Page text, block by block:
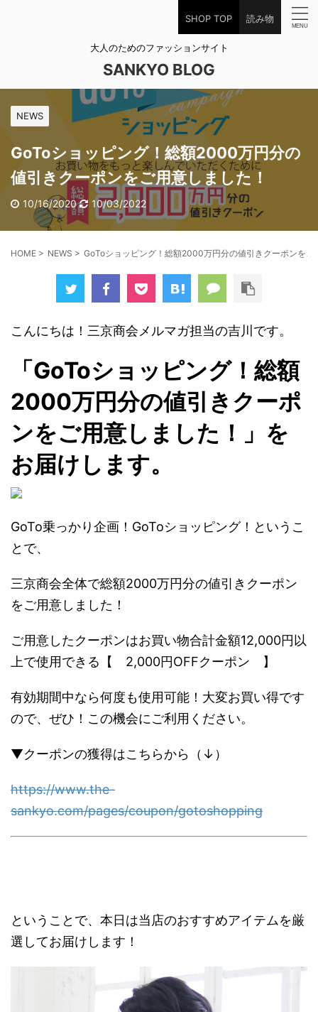
SHOP TOP 読み物
大人のためのファッションサイト
SANKYO BLOG
NEWS
GoToショッピング！総額2000万円分の
値引きクーポンをご用意しました！
10/16/2020 10/03/2022
HOME > NEWS > GoToショッピング！総額2000万円分の値引きクーポンをご
こんにちは！三京商会メルマガ担当の吉川です。
「GoToショッピング！総額
2000万円分の値引きクーポ
ンをご用意しました！」を
お届けします。
GoTo乗っかり企画！GoToショッピング！というこ
とで、
三京商会全体で総額2000万円分の値引きクーポン
をご用意しました！
ご用意したクーポンはお買い物合計金額12,000円以
上で使用できる【 2,000円OFFクーポン 】
有効期間中なら何度も使用可能！大変お買い得です
ので、ぜひ！この機会にご利用ください。
▼クーポンの獲得はこちらから（↓）
https://www.the-
sankyo.com/pages/coupon/gotoshopping
ということで、本日は当店のおすすめアイテムを厳
選してお届けします！